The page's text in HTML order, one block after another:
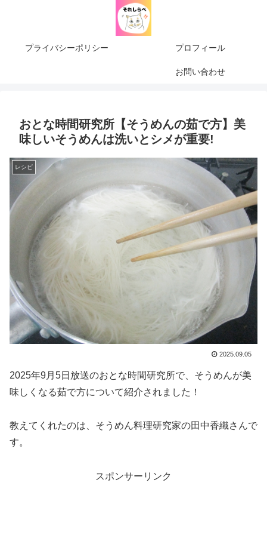
プライバシーポリシー プロフィール
お問い合わせ
おとな時間研究所【そうめんの茹で方】美
味しいそうめんは洗いとシメが重要!
レシピ
2025.09.05
2025年9月5日放送のおとな時間研究所で、そうめんが美
味しくなる茹で方について紹介されました！
教えてくれたのは、そうめん料理研究家の田中香織さんで
す。
スポンサーリンク